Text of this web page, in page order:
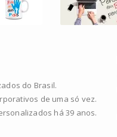
do Brasil.
de uma só vez.
há 39 anos.